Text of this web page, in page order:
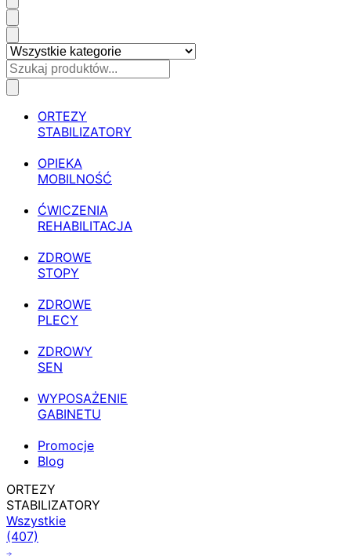
ORTEZY
STABILIZATORY
OPIEKA
MOBILNOŚĆ
ĆWICZENIA
REHABILITACJA
ZDROWE
STOPY
ZDROWE
PLECY
ZDROWY
SEN
WYPOSAŻENIE
GABINETU
Promocje
Blog
ORTEZY
STABILIZATORY
Wszystkie
(407)